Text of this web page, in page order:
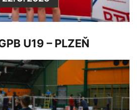
U19 – PLZEŇ